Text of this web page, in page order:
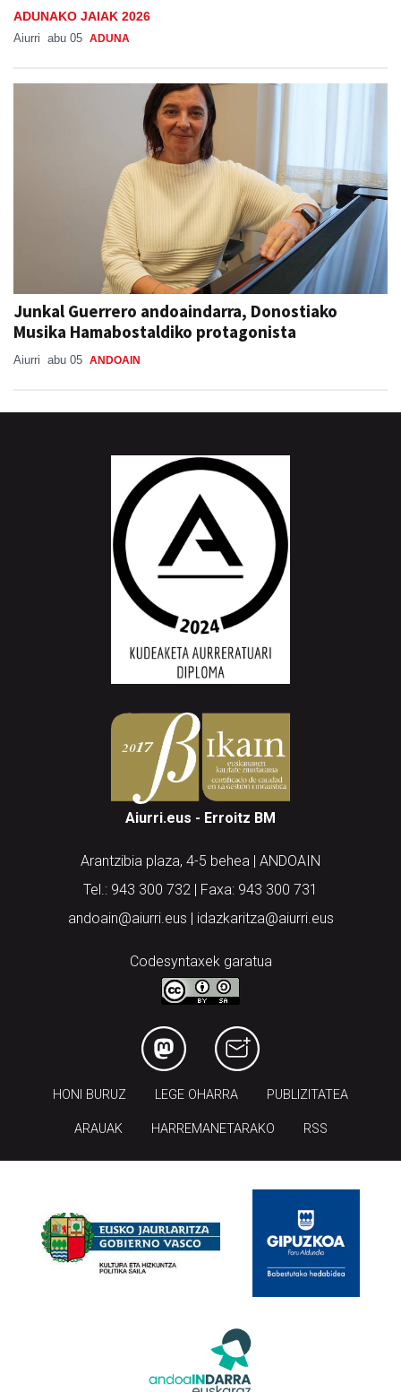
ADUNAKO JAIAK 2026
Aiurri abu 05 ADUNA
Junkal Guerrero andoaindarra, Donostiako
Musika Hamabostaldiko protagonista
Aiurri abu 05 ANDOAIN
Aiurri.eus - Erroitz BM
Arantzibia plaza, 4-5 behea | ANDOAIN
Tel.: 943 300 732 | Faxa: 943 300 731
andoain@aiurri.eus | idazkaritza@aiurri.eus
Codesyntaxek garatua
HONI BURUZ LEGE OHARRA PUBLIZITATEA
ARAUAK HARREMANETARAKO RSS